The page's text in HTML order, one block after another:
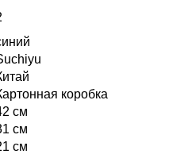
коробка
см
см
см